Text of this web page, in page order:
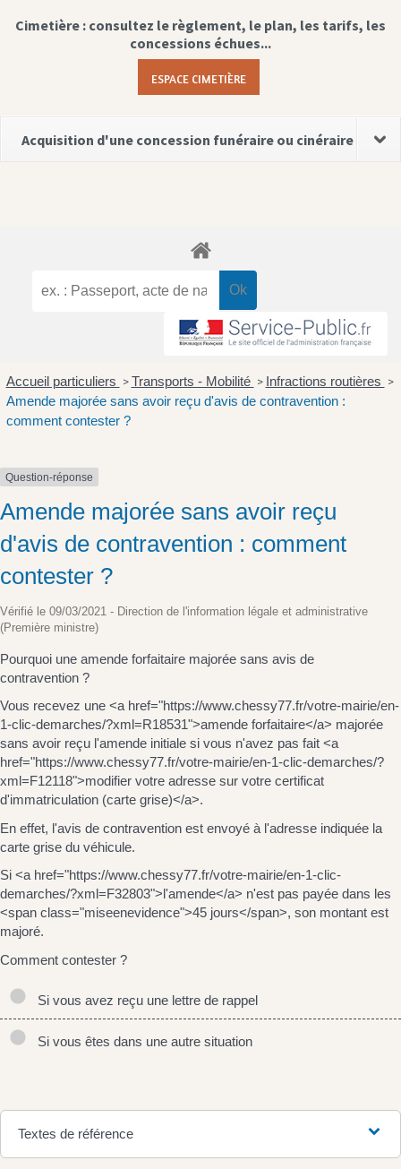
Cimetière : consultez le règlement, le plan, les tarifs, les
concessions échues...
ESPACE CIMETIÈRE
Acquisition d'une concession funéraire ou cinéraire
Accueil particuliers > Transports - Mobilité > Infractions routières >
Amende majorée sans avoir reçu d'avis de contravention :
comment contester ?
Question-réponse
Amende majorée sans avoir reçu
d'avis de contravention : comment
contester ?
Vérifié le 09/03/2021 - Direction de l'information légale et administrative
(Première ministre)
Pourquoi une amende forfaitaire majorée sans avis de
contravention ?
Vous recevez une <a href="https://www.chessy77.fr/votre-mairie/en-
1-clic-demarches/?xml=R18531">amende forfaitaire</a> majorée
sans avoir reçu l'amende initiale si vous n'avez pas fait <a
href="https://www.chessy77.fr/votre-mairie/en-1-clic-demarches/?
xml=F12118">modifier votre adresse sur votre certificat
d'immatriculation (carte grise)</a>.
En effet, l'avis de contravention est envoyé à l'adresse indiquée la
carte grise du véhicule.
Si <a href="https://www.chessy77.fr/votre-mairie/en-1-clic-
demarches/?xml=F32803">l'amende</a> n'est pas payée dans les
<span class="miseenevidence">45 jours</span>, son montant est
majoré.
Comment contester ?
Si vous avez reçu une lettre de rappel
Si vous êtes dans une autre situation
Textes de référence